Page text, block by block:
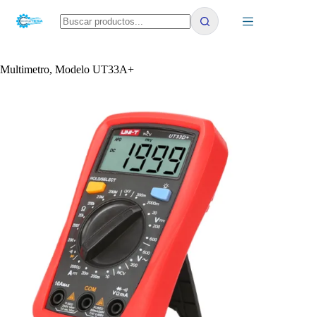
contenido
Multimetro, Modelo UT33A+